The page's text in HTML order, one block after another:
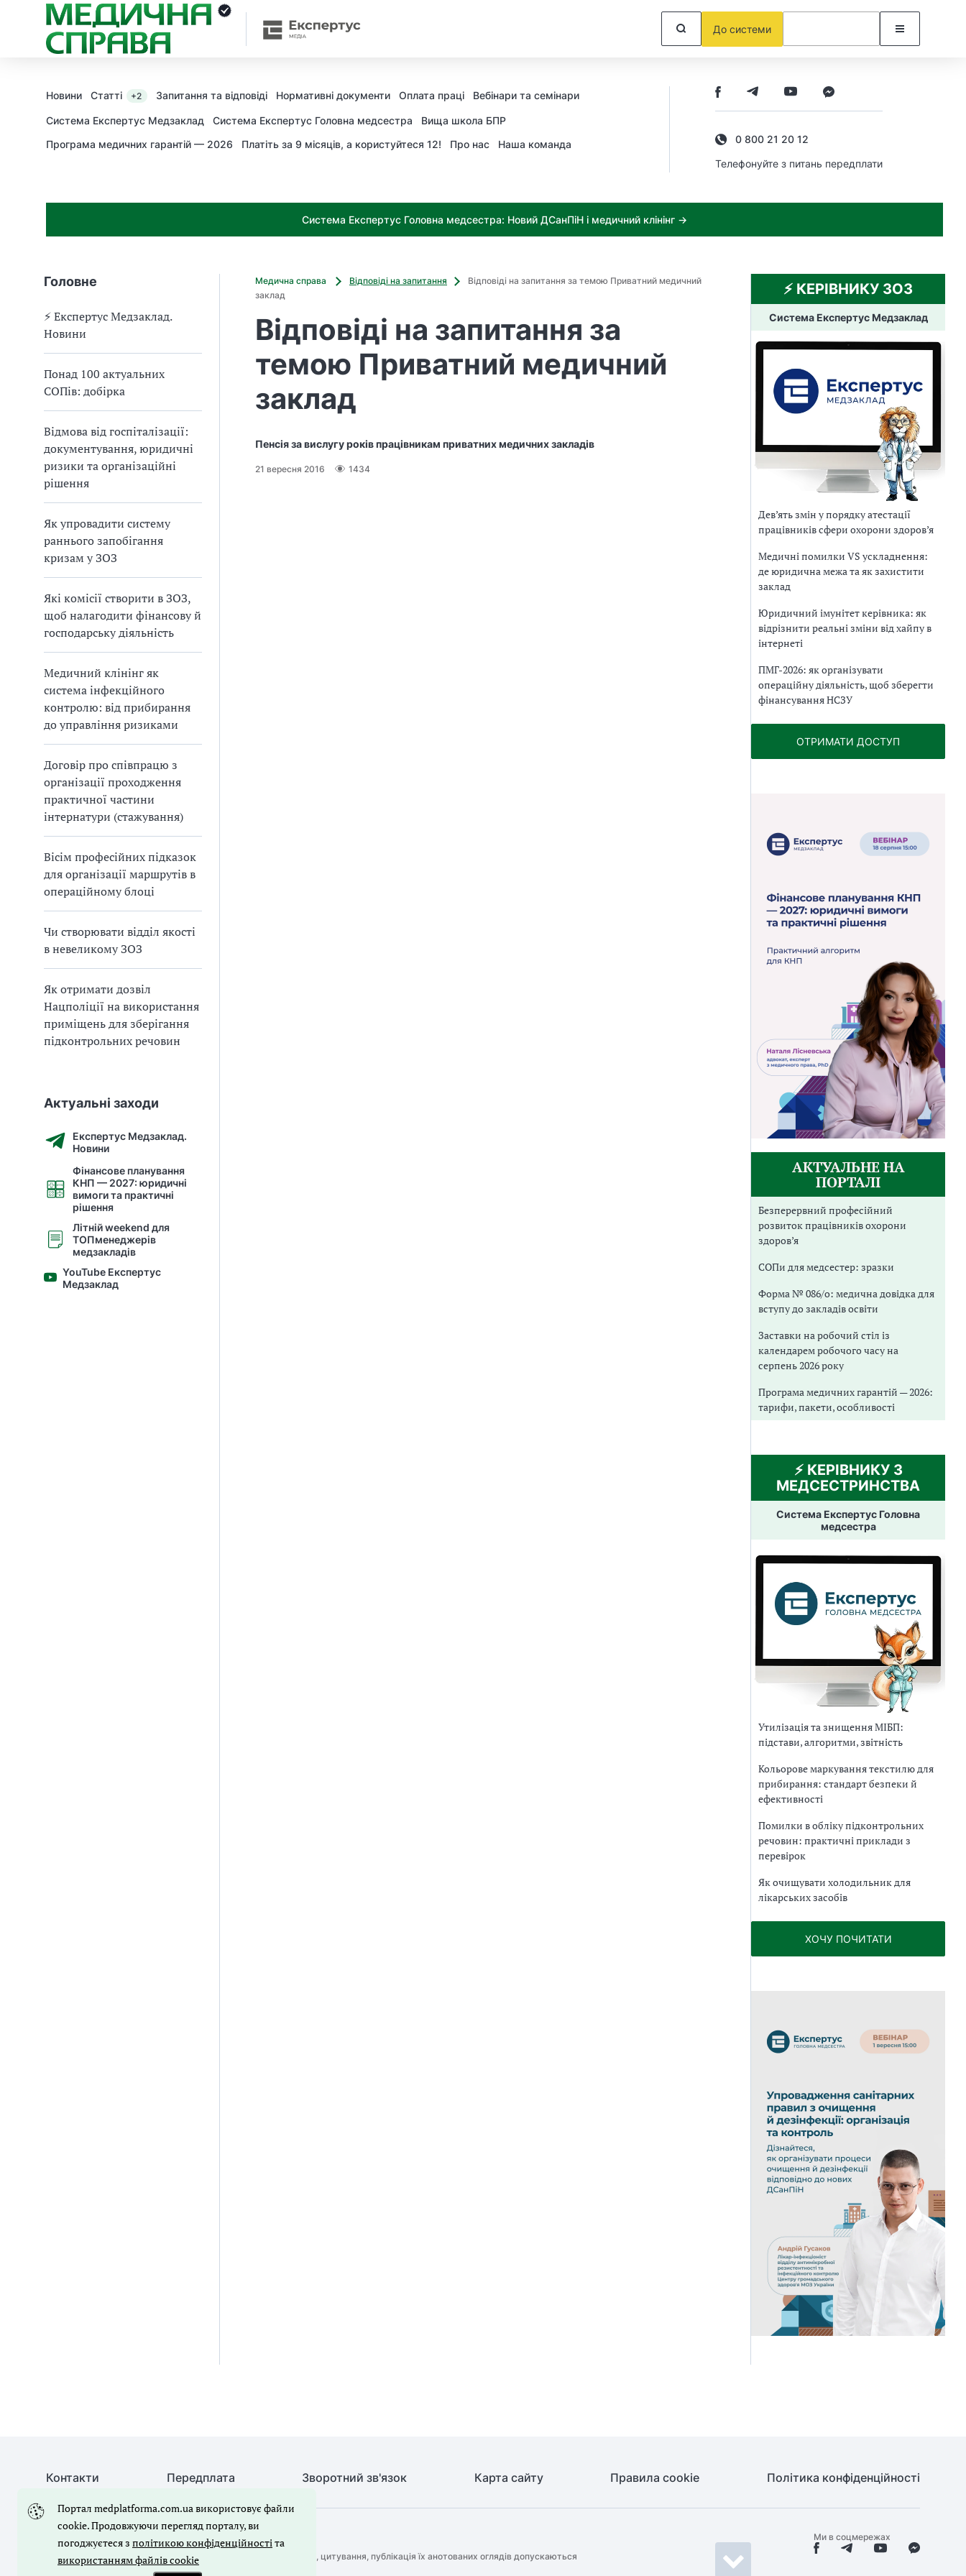
До системи
Новини Статті +2 Запитання та відповіді Нормативні документи Оплата праці Вебінари та семінари
Система Експертус Медзаклад Система Експертус Головна медсестра
Вища школа БПР
Програма медичних гарантій — 2026
Платіть за 9 місяців, а користуйтеся 12! Про нас Наша команда
0 800 21 20 12
Телефонуйте з питань передплати
Система Експертус Головна медсестра: Новий ДСанПіН і медичний клінінг →
Головне
⚡️ Експертус Медзаклад.
Новини
Понад 100 актуальних
СОПів: добірка
Відмова від госпіталізації:
документування, юридичні
ризики та організаційні
рішення
Як упровадити систему
раннього запобігання
кризам у ЗОЗ
Які комісії створити в ЗОЗ,
щоб налагодити фінансову й
господарську діяльність
Медичний клінінг як
система інфекційного
контролю: від прибирання
до управління ризиками
Договір про співпрацю з
організації проходження
практичної частини
інтернатури (стажування)
Вісім професійних підказок
для організації маршрутів в
операційному блоці
Чи створювати відділ якості
в невеликому ЗОЗ
Як отримати дозвіл
Нацполіції на використання
приміщень для зберігання
підконтрольних речовин
Актуальні заходи
Експертус Медзаклад.
Новини
Фінансове планування
КНП — 2027: юридичні
вимоги та практичні
рішення
Літній weekend для
ТОПменеджерів
медзакладів
YouTube Експертус
Медзаклад
Медична справа Відповіді на запитання
Відповіді на запитання за темою Приватний медичний
заклад
Відповіді на запитання за
темою Приватний медичний
заклад
Пенсія за вислугу років працівникам приватних медичних закладів
21 вересня 2016 1434
⚡️ КЕРІВНИКУ ЗОЗ
Система Експертус Медзаклад
Дев’ять змін у порядку атестації
працівників сфери охорони здоров’я
Медичні помилки VS ускладнення:
де юридична межа та як захистити
заклад
Юридичний імунітет керівника: як
відрізнити реальні зміни від хайпу в
інтернеті
ПМГ-2026: як організувати
операційну діяльність, щоб зберегти
фінансування НСЗУ
ОТРИМАТИ ДОСТУП
АКТУАЛЬНЕ НА
ПОРТАЛІ
Безперервний професійний
розвиток працівників охорони
здоров’я
СОПи для медсестер: зразки
Форма № 086/о: медична довідка для
вступу до закладів освіти
Заставки на робочий стіл із
календарем робочого часу на
серпень 2026 року
Програма медичних гарантій — 2026:
тарифи, пакети, особливості
⚡️ КЕРІВНИКУ З
МЕДСЕСТРИНСТВА
Система Експертус Головна
медсестра
Утилізація та знищення МІБП:
підстави, алгоритми, звітність
Кольорове маркування текстилю для
прибирання: стандарт безпеки й
ефективності
Помилки в обліку підконтрольних
речовин: практичні приклади з
перевірок
Як очищувати холодильник для
лікарських засобів
ХОЧУ ПОЧИТАТИ
Контакти Передплата Зворотний зв'язок Карта сайту Правила cookie Політика конфіденційності
© Медична справа, 2026. Усі права захищено
Повне або часткове копіювання будь-яких матеріалів порталу, цитування, публікація їх анотованих оглядів допускаються
лише з письмового дозволу редакції порталу.
Ми в соцмережах
Портал medplatforma.com.ua використовує файли
cookie. Продовжуючи перегляд порталу, ви
погоджуєтеся з політикою конфіденційностіта
використанням файлів cookie